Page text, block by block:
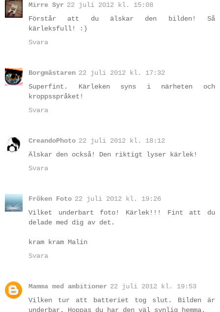
Mirre Syr 22 juli 2012 kl. 15:08
Förstår att du älskar den bilden! Så
kärleksfull! :)
Svara
Borgmästaren 22 juli 2012 kl. 17:32
Superfint. Kärleken syns i närheten och
kroppsspråket!
Svara
CreandoPhoto 22 juli 2012 kl. 18:12
Älskar den också! Den riktigt lyser kärlek!
Svara
Fröken Foto 22 juli 2012 kl. 19:26
Vilket underbart foto! Kärlek!!! Fint att du
delade med dig av det.
kram kram Malin
Svara
Mamma med ambitioner 22 juli 2012 kl. 19:53
Vilken tur att batteriet tog slut. Bilden är
underbar. Hoppas du har den väl synlig hemma.